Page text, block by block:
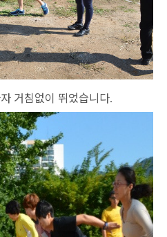
거침없이 뛰었습니다.